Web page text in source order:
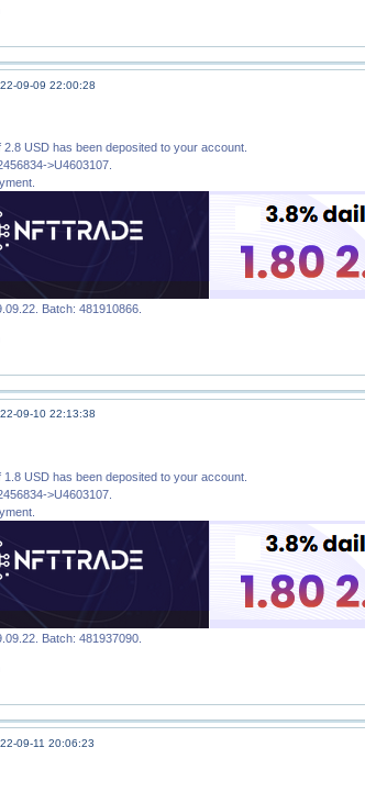
09-09 22:00:28
2.8 USD has been deposited to your account.
>U4603107.
Batch: 481910866.
09-10 22:13:38
1.8 USD has been deposited to your account.
>U4603107.
Batch: 481937090.
09-11 20:06:23